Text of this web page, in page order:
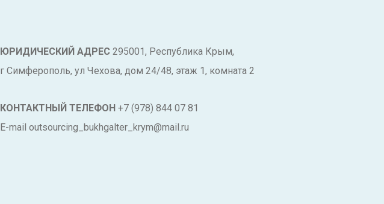
ЮРИДИЧЕСКИЙ АДРЕС 295001, Республика Крым,
г Симферополь, ул Чехова, дом 24/48, этаж 1, комната 2
КОНТАКТНЫЙ ТЕЛЕФОН +7 (978) 844 07 81
E-mail outsourcing_bukhgalter_krym@mail.ru